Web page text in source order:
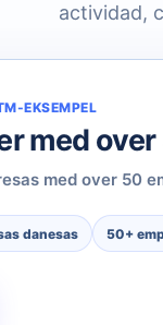
actividad,
EKSEMPEL
med
med over 50
danesas 50+